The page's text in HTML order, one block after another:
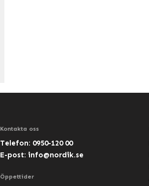
Kontakta oss
Telefon: 0950-120 00
E-post: info@nordik.se
Öppettider